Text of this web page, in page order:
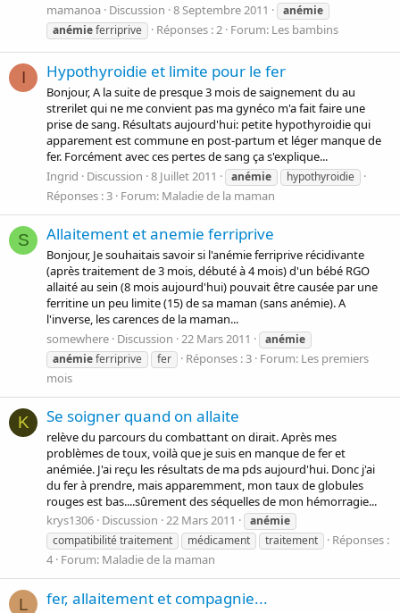
mamanoa Discussion 8 Septembre 2011
anémie
anémieferriprive Réponses : 2 Forum: Les bambins
I Hypothyroidie et limite pour le fer
Bonjour, A la suite de presque 3 mois de saignement du au
strerilet qui ne me convient pas ma gynéco m'a fait faire une
prise de sang. Résultats aujourd'hui: petite hypothyroidie qui
apparement est commune en post-partum et léger manque de
fer. Forcément avec ces pertes de sang ça s'explique...
Ingrid
Discussion 8 Juillet 2011 anémie hypothyroidie
Réponses : 3 Forum: Maladie de la maman
S Allaitement et anemie ferriprive
Bonjour, Je souhaitais savoir si l'anémie ferriprive récidivante
(après traitement de 3 mois, débuté à 4 mois) d'un bébé RGO
allaité au sein (8 mois aujourd'hui) pouvait être causée par une
ferritine un peu limite (15) de sa maman (sans anémie). A
l'inverse, les carences de la maman...
somewhere Discussion 22 Mars 2011
anémie
anémieferriprive fer Réponses : 3 Forum: Les premiers
mois
K Se soigner quand on allaite
relève du parcours du combattant on dirait. Après mes
problèmes de toux, voilà que je suis en manque de fer et
anémiée. J'ai reçu les résultats de ma pds aujourd'hui. Donc j'ai
du fer à prendre, mais apparemment, mon taux de globules
rouges est bas....sûrement des séquelles de mon hémorragie...
krys1306 Discussion 22 Mars 2011
anémie
compatibilité traitement
médicament traitement
Réponses :
4 Forum: Maladie de la maman
L fer, allaitement et compagnie...